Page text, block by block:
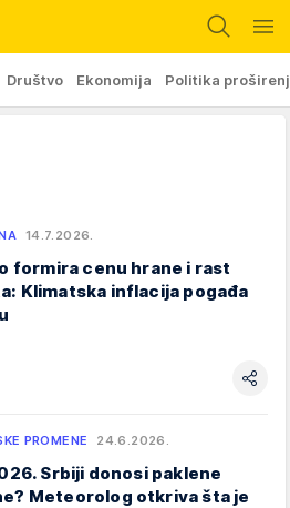
Društvo Ekonomija Politika
14.7.2026.
formira cenu hrane i rast
Klimatska inflacija pogađa
PROMENE 24.6.2026.
Srbiji donosi paklene
Meteorolog otkriva šta je